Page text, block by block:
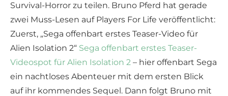
Survival-Horror zu teilen. Bruno Pferd hat gerade
zwei Muss-Lesen auf Players For Life veröffentlicht:
Zuerst, „Sega offenbart erstes Teaser-Video für
Alien Isolation 2“ Sega offenbart erstes Teaser-
Videospot für Alien Isolation 2 – hier offenbart Sega
ein nachtloses Abenteuer mit dem ersten Blick
auf ihr kommendes Sequel. Dann folgt Bruno mit